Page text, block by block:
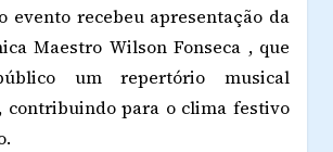
evento recebeu apresentação da
Maestro Wilson Fonseca , que
um repertório musical
contribuindo para o clima festivo